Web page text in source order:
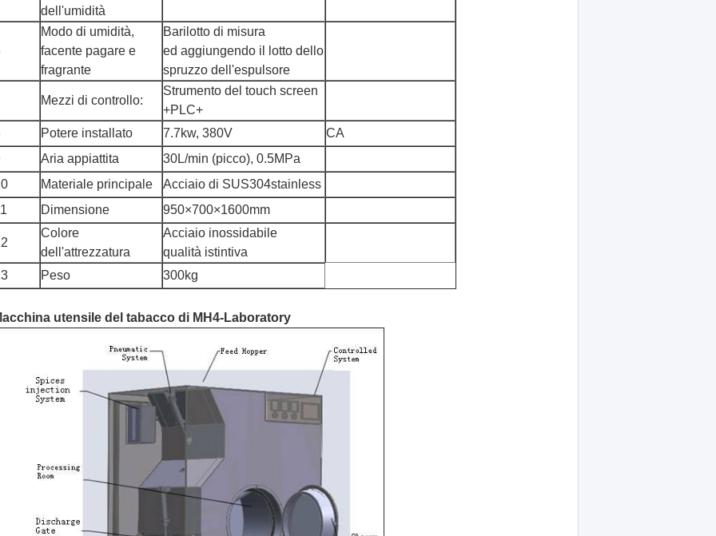
dell'umidità
Modo di umidità,
facente pagare e
fragrante
Barilotto di misura
ed aggiungendo il lotto dello
spruzzo dell'espulsore
Mezzi di controllo:
Strumento del touch screen
+PLC+
Potere installato 7.7kw, 380V
CA
Aria appiattita
30L/min (picco), 0.5MPa
Materiale principale
Acciaio di SUS304stainless
Dimensione 950×700×1600mm
Colore
dell'attrezzatura
Acciaio inossidabile
qualità istintiva
Peso 300kg
utensile del tabacco di MH4-Laboratory